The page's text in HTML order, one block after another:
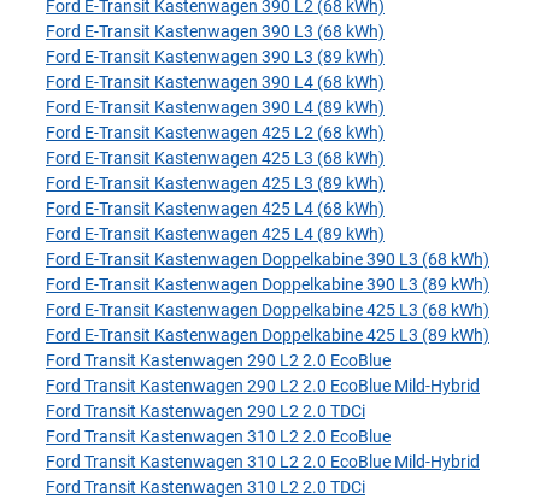
Ford E-Transit Kastenwagen 390 L2 (68 kWh)
Ford E-Transit Kastenwagen 390 L3 (68 kWh)
Ford E-Transit Kastenwagen 390 L3 (89 kWh)
Ford E-Transit Kastenwagen 390 L4 (68 kWh)
Ford E-Transit Kastenwagen 390 L4 (89 kWh)
Ford E-Transit Kastenwagen 425 L2 (68 kWh)
Ford E-Transit Kastenwagen 425 L3 (68 kWh)
Ford E-Transit Kastenwagen 425 L3 (89 kWh)
Ford E-Transit Kastenwagen 425 L4 (68 kWh)
Ford E-Transit Kastenwagen 425 L4 (89 kWh)
Ford E-Transit Kastenwagen Doppelkabine 390 L3 (68 kWh)
Ford E-Transit Kastenwagen Doppelkabine 390 L3 (89 kWh)
Ford E-Transit Kastenwagen Doppelkabine 425 L3 (68 kWh)
Ford E-Transit Kastenwagen Doppelkabine 425 L3 (89 kWh)
Ford Transit Kastenwagen 290 L2 2.0 EcoBlue
Ford Transit Kastenwagen 290 L2 2.0 EcoBlue Mild-Hybrid
Ford Transit Kastenwagen 290 L2 2.0 TDCi
Ford Transit Kastenwagen 310 L2 2.0 EcoBlue
Ford Transit Kastenwagen 310 L2 2.0 EcoBlue Mild-Hybrid
Ford Transit Kastenwagen 310 L2 2.0 TDCi